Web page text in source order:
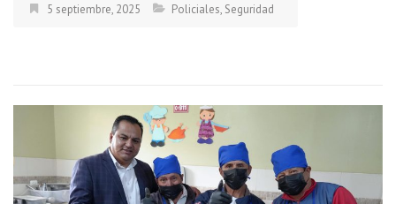
5 septiembre, 2025 Policiales, Seguridad